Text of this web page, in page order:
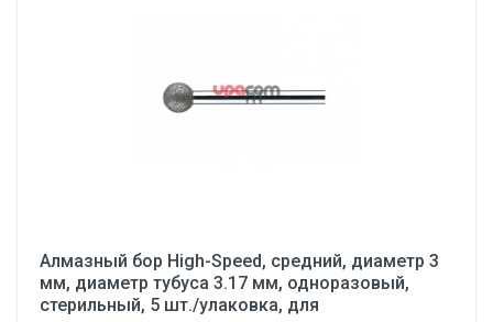
Алмазный бор High-Speed, средний, диаметр 3
мм, диаметр тубуса 3.17 мм, одноразовый,
стерильный, 5 шт./улаковка, для